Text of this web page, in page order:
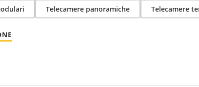
Telecamere panoramiche Telecamere